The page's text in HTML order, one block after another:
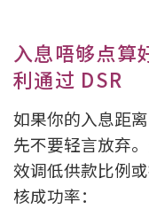
入息唔够点算
利通过 DSR
如果你的入息距
先不要轻言放弃
效调低供款比例
核成功率：